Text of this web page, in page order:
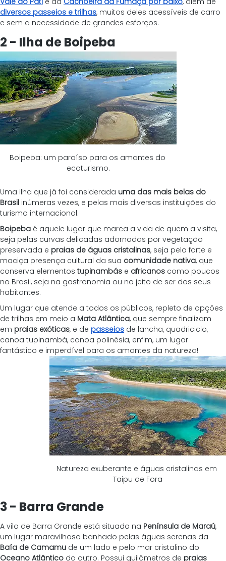
diversos passeios e trilhas, muitos deles acessíveis de carro
e sem a necessidade de grandes esforços.
2 - Ilha de Boipeba
Boipeba: um paraíso para os amantes do
ecoturismo.
Uma ilha que já foi considerada uma das mais belas do
Brasil inúmeras vezes, e pelas mais diversas instituições do
turismo internacional.
Boipeba é aquele lugar que marca a vida de quem a visita,
seja pelas curvas delicadas adornadas por vegetação
preservada e praias de águas cristalinas, seja pela forte e
maciça presença cultural da sua comunidade nativa, que
conserva elementos tupinambás e africanos como poucos
no Brasil, seja na gastronomia ou no jeito de ser dos seus
habitantes.
Um lugar que atende a todos os públicos, repleto de opções
de trilhas em meio a Mata Atlântica, que sempre finalizam
em praias exóticas, e de passeios de lancha, quadriciclo,
canoa tupinambá, canoa polinésia, enfim, um lugar
fantástico e imperdível para os amantes da natureza!
Natureza exuberante e águas cristalinas em
Taipu de Fora
3 - Barra Grande
A vila de Barra Grande está situada na Península de Maraú,
um lugar maravilhoso banhado pelas águas serenas da
Baía de Camamu de um lado e pelo mar cristalino do
Oceano Atlântico do outro. Possui quilômetros de praias